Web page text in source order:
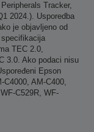
Tracker,
2024.). Usporedba
je objavljeno od
TEC 2.0,
3.0. Ako podaci nisu
Epson
C4000, AM-C400,
C529R, WF-